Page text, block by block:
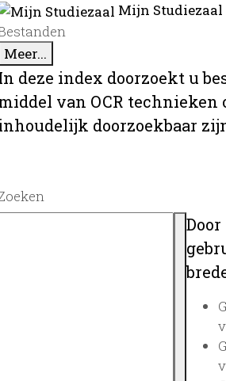
Mijn
Meer...
deze index doorzoekt u
van OCR
doorzoekbaar